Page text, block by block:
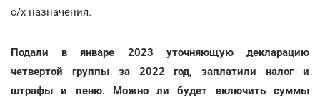
с/х назначения.
Подали в январе 2023 уточняющую декларацию
четвертой группы за 2022 год, заплатили налог и
штрафы и пеню. Можно ли будет включить суммы